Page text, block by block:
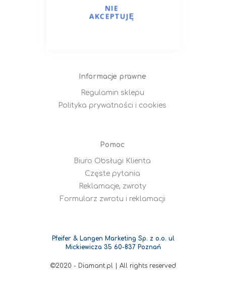
technologie.
NIE
AKCEPTUJĘ
Zaloguj się
Informacje prawne
Regulamin sklepu
Polityka prywatności i cookies
Pomoc
Biuro Obsługi Klienta
Częste pytania
Reklamacje, zwroty
Formularz zwrotu i reklamacji
Pfeifer & Langen Marketing Sp. z o.o. ul
Mickiewicza 35 60-837 Poznań
©2020 - Diamant.pl | All rights reserved